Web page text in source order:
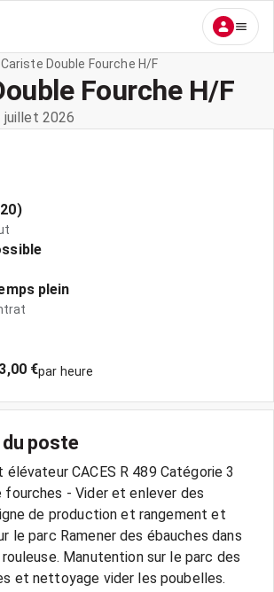
Cariste Double Fourche H/F
Fourche H/F
2026
plein
€par heure
poste
CACES R 489 Catégorie 3
fourches - Vider et enlever des
de production et rangement et
le parc Ramener des ébauches dans
Manutention sur le parc des